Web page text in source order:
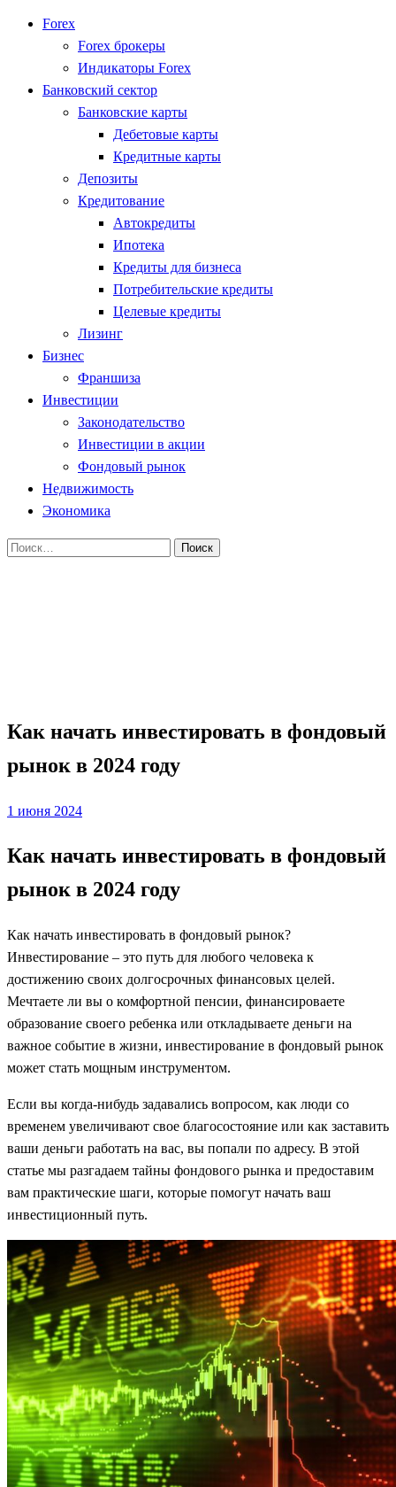
Forex
Forex брокеры
Индикаторы Forex
Банковский сектор
Банковские карты
Дебетовые карты
Кредитные карты
Депозиты
Кредитование
Автокредиты
Ипотека
Кредиты для бизнеса
Потребительские кредиты
Целевые кредиты
Лизинг
Бизнес
Франшиза
Инвестиции
Законодательство
Инвестиции в акции
Фондовый рынок
Недвижимость
Экономика
Найти:
Как начать инвестировать в фондовый
рынок в 2024 году
Posted
1 июня 2024
Как начать инвестировать в фондовый
рынок в 2024 году
Как начать инвестировать в фондовый рынок?
Инвестирование – это путь для любого человека к
достижению своих долгосрочных финансовых целей.
Мечтаете ли вы о комфортной пенсии, финансироваете
образование своего ребенка или откладываете деньги на
важное событие в жизни, инвестирование в фондовый рынок
может стать мощным инструментом.
Если вы когда-нибудь задавались вопросом, как люди со
временем увеличивают свое благосостояние или как заставить
ваши деньги работать на вас, вы попали по адресу. В этой
статье мы разгадаем тайны фондового рынка и предоставим
вам практические шаги, которые помогут начать ваш
инвестиционный путь.